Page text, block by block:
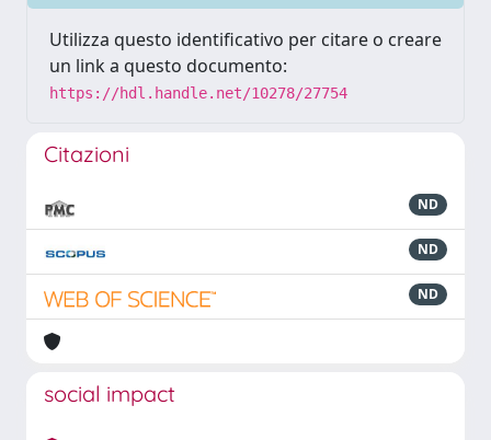
Utilizza questo identificativo per citare o creare
un link a questo documento:
https://hdl.handle.net/10278/27754
Citazioni
ND
ND
ND
social impact